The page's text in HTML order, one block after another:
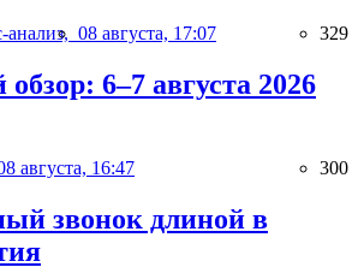
анализ, 08 августа, 17:07 329
6–7 августа 2026
августа, 16:47 300
звонок длиной в